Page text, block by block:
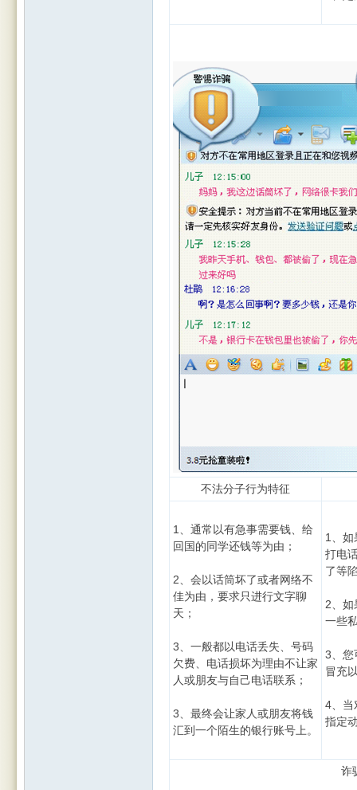
不法分子行为特征
1、通常以有急事需要钱、给
回国的同学还钱等为由；
2、会以话筒坏了或者网络不
佳为由，要求只进行文字聊
天；
3、一般都以电话丢失、号码
欠费、电话损坏为理由不让家
人或朋友与自己电话联系；
3、最终会让家人或朋友将钱
汇到一个陌生的银行账号上。
1、如
打电
了等
2、如
一些
3、您
冒充
4、当
指定
诈